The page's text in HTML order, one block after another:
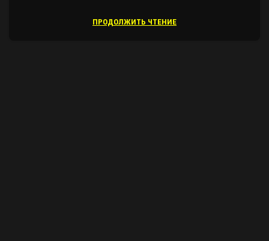
ПРОДОЛЖИТЬ ЧТЕНИЕ